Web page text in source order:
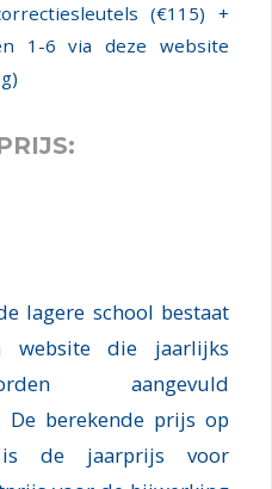
(€115) +
1-6 via deze website
lagere school bestaat
die jaarlijks
aangevuld
De berekende prijs op
is de jaarprijs voor